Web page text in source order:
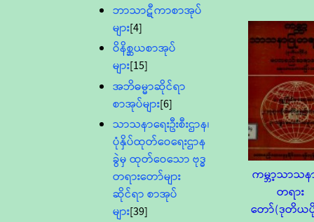
ဘာသာဋီကာစာအုပ်
များ[4]
ဝိနိစ္ဆယစာအုပ်
များ[15]
အဘိဓမ္မာဆိုင်ရာ
စာအုပ်များ[6]
သာသနာရေးဦးစီးဌာန၊
ပုံနှိပ်ထုတ်ဝေရေးဌာန
ခွဲမှ ထုတ်ဝေသော ဗုဒ္ဓ
တရားတော်များ
ဆိုင်ရာ စာအုပ်
များ[39]
ကမ္ဘာ့သာသန
တရား
တော်(ဒုတိယပို